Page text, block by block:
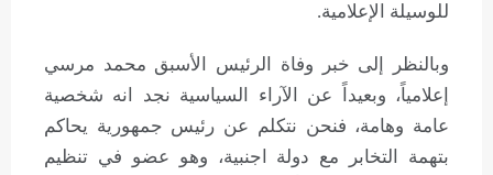
للوسيلة الإعلامية.
وبالنظر إلى خبر وفاة الرئيس الأسبق محمد مرسي
إعلامياً، وبعيداً عن الآراء السياسية نجد انه شخصية
عامة وهامة، فنحن نتكلم عن رئيس جمهورية يحاكم
بتهمة التخابر مع دولة اجنبية، وهو عضو في تنظيم